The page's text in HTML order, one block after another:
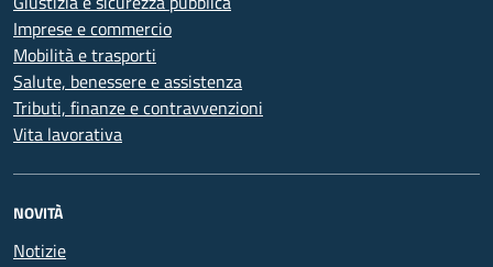
Imprese e commercio
Mobilità e trasporti
Salute, benessere e assistenza
Tributi, finanze e contravvenzioni
Vita lavorativa
NOVITÀ
Notizie